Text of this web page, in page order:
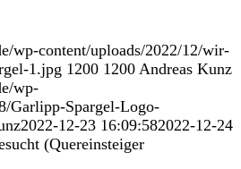
wp-content/uploads/2022/12/wir-
1.jpg 1200 1200 Andreas Kunz
wp-
Garlipp-Spargel-Logo-
2022-12-23 16:09:582022-12-24
(Quereinsteiger